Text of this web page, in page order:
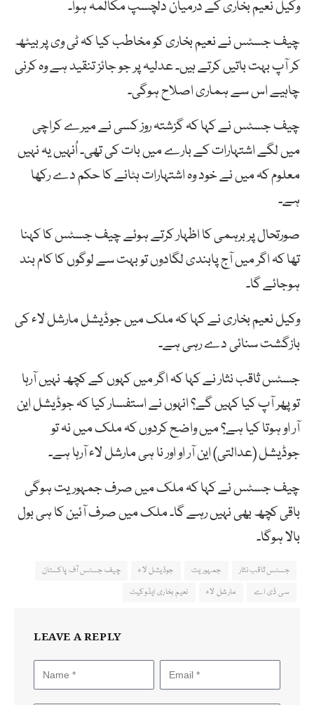
وکیل نعیم بخاری کے درمیان دلچسپ مکالمہ ہوا۔
چیف جسٹس نے نعیم بخاری کو مخاطب کیا کہ ٹی وی پر بیٹھ
کر آپ بہت باتیں کرتے ہیں۔ عدلیہ پر جو جائز تنقید ہے وہ کرنی
چاہیے اس سے ہماری اصلاح ہوگی۔
چیف جسٹس نے کہا کہ گزشتہ روز کسی نے میرے کراچی
میں لگے اشتہارات کے بارے میں بات کی تھی۔ اُنہیں یہ نہیں
معلوم کہ میں نے خود وہ اشتہارات ہٹانے کا حکم دے رکھا
ہے۔
صورتحال پر برہمی کا اظہار کرتے ہوئے چیف جسٹس کا کہنا
تھا کہ اگر میں آج پابندی لگادوں تو بہت سے لوگوں کا کام بند
ہوجائے گا۔
وکیل نعیم بخاری نے کہا کہ ملک میں جوڈیشل مارشل لاء کی
بازگشت سنائی دے رہی ہے۔
جسٹس ثاقب نثار نے کہا کہ اگر میں کہوں کے کچھ نہیں آرہا
تو پھر آپ کیا کہیں گے؟ انہوں نے استفسار کیا کہ جوڈیشل این
آر او ہوتا کیا ہے؟ میں واضح کردوں کہ ملک میں نہ تو
جوڈیشل (عدالتی) این آر او اور نا ہی مارشل لاء آرہا ہے۔
چیف جسٹس نے کہا کہ ملک میں صرف جمہوریت ہوگی
باقی کچھ بھی نہیں رہے گا۔ ملک میں صرف آئین کا ہی بول
بالا ہوگا۔
جسٹس ثاقب نثار جمہوریت جوڈیشل لاء
چیف جسٹس آف پاکستان
سی ڈی اے
مارشل لاء نعیم بخاری ایڈوکیٹ
LEAVE A REPLY